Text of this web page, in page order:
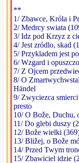
**
1/ Zbawce, Króla i
2/ Medrcy swiata
3/ Idz pod Krzyz z
4/ Jest zródlo, skad
5/ Przykladem jest
6/ Wzgard i
7/ Z Ojcem
8/ O
Händel
9/ Zwyciezca
presto
10/ O Bože, Duchu,
11/ Do glebi duszy
12/ Bože wielki
13/ Bližej, o Bože
14/ Przed Twym
15/ Zbawiciel idzie